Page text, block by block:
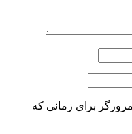
برای زمانی که